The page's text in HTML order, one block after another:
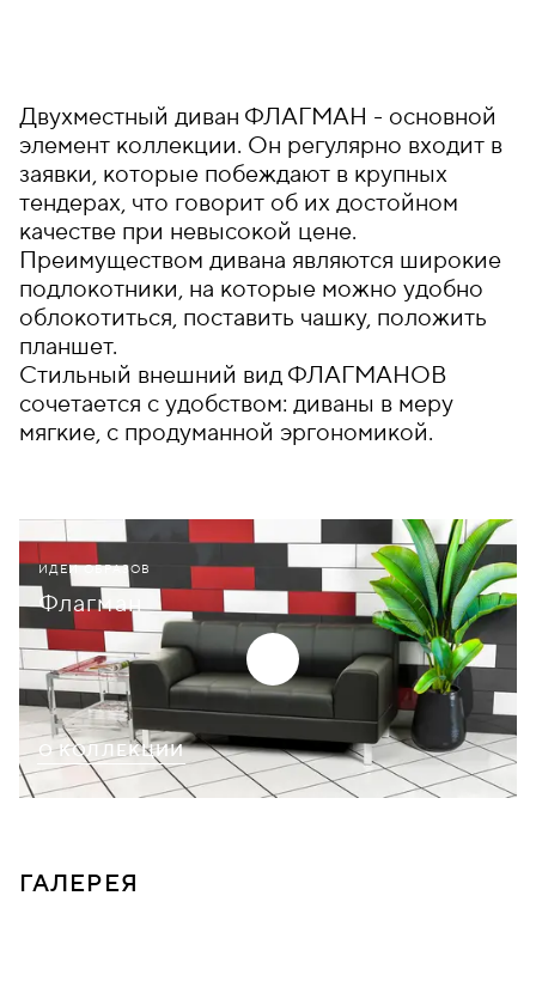
Двухместный диван ФЛАГМАН - основной
элемент коллекции. Он регулярно входит в
заявки, которые побеждают в крупных
тендерах, что говорит об их достойном
качестве при невысокой цене.
Преимуществом дивана являются широкие
подлокотники, на которые можно удобно
облокотиться, поставить чашку, положить
планшет.
Стильный внешний вид ФЛАГМАНОВ
сочетается с удобством: диваны в меру
мягкие, с продуманной эргономикой.
ИДЕИ ОБРАЗОВ
Флагман
О КОЛЛЕКЦИИ
ГАЛЕРЕЯ